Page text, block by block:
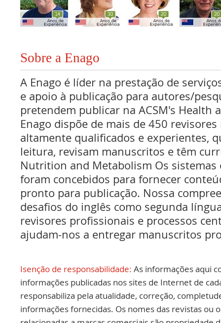
Sobre a Enago
A Enago é líder na prestação de
e apoio à publicação para autores/
pretendem publicar na ACSM's Health
Enago dispõe de mais de 450
altamente qualificados e experientes,
leitura, revisam manuscritos e têm
Nutrition and Metabolism Os sistemas
foram concebidos para fornecer
pronto para publicação. Nossa
desafios do inglês como segunda
revisores profissionais e processos
ajudam-nos a entregar manuscritos
Isenção de responsabilidade: As informações aqui
informações publicadas nos sites de Internet de
responsabiliza pela atualidade, correção,
informações fornecidas. Os nomes das revistas ou